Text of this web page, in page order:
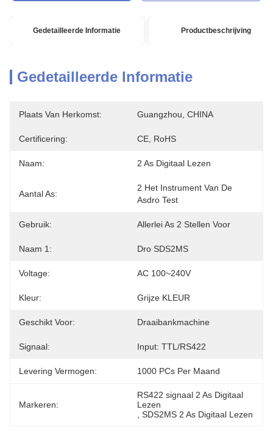
Gedetailleerde Informatie Productbeschrijving
Gedetailleerde Informatie
Plaats Van Herkomst: Guangzhou, CHINA
Certificering: CE, RoHS
Naam: 2 As Digitaal Lezen
Aantal As:
2 Het Instrument Van De
Asdro Test
Gebruik: Allerlei As 2 Stellen Voor
Naam 1: Dro SDS2MS
Voltage: AC 100~240V
Kleur: Grijze KLEUR
Geschikt Voor: Draaibankmachine
Signaal: Input: TTL/RS422
Levering Vermogen: 1000 PCs Per Maand
Markeren:
RS422 signaal 2 As Digitaal
Lezen
SDS2MS 2 As Digitaal Lezen